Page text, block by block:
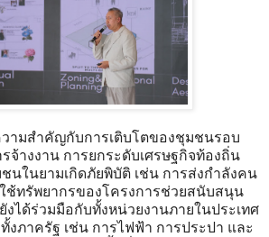
วามสำคัญกับการเติบโตของชุมชนรอบ
จ้างงาน การยกระดับเศรษฐกิจท้องถิ่น
นในยามเกิดภัยพิบัติ เช่น การส่งกำลังคน
ช้ทรัพยากรของโครงการช่วยสนับสนุน
ได้ร่วมมือกับทั้งหน่วยงานภายในประเทศ
งภาครัฐ เช่น การไฟฟ้า การประปา และ